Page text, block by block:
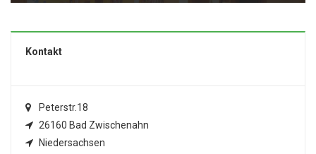
Kontakt
Peterstr.18
26160 Bad Zwischenahn
Niedersachsen